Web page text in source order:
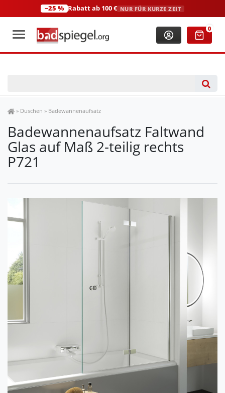
−25 % Rabatt ab 100 € NUR FÜR KURZE ZEIT
+49 (0)2306 3744580 0
Spiegel Shop
» Duschen » Badewannenaufsatz
Badewannenaufsatz Faltwand
Glas auf Maß 2-teilig rechts
P721